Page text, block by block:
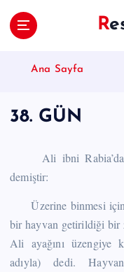
Ana Sayfa
38. GÜN
Ali ibni Rabia’dan
demiştir:
Üzerine binmesi için
bir hayvan getirildiği bir
Ali ayağını üzengiye
adıyla) dedi.